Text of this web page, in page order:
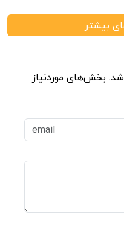
بیشتر
بخش‌های موردنیاز